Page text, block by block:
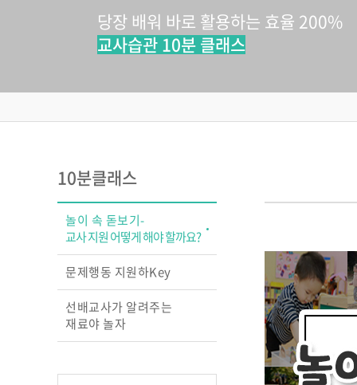
학습자유의사항
연간교육일정
톡톡 튀는 부모상담 레
놀이로 키우는 교사
교실에서 디지털과
놀이 중심 교육, 숲에
찾다
당장 배워 바로 활용하는 효율 200%
교사습관 10분 클래스
10분클래스
놀이 속 돋보기-
교사 지원 어떻게 해야 할까요?
문제행동 지원하Key
선배교사가 알려주는
재료야 놀자